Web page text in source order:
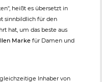
heißt es übersetzt in
sinnbildlich für den
hat, um das beste aus
Marke für Damen und
Inhaber von